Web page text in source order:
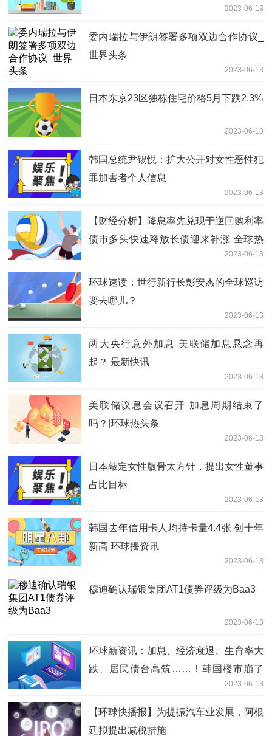
2023-06-13
委内瑞拉与伊朗签署多项双边合作协议_
世界头条
2023-06-13
日本东京23区独栋住宅价格5月下跌2.3%
2023-06-13
韩国总统尹锡悦：扩大公开对女性恶性犯
罪加害者个人信息
2023-06-13
【财经分析】降息率先兑现于逆回购利率
债市多头快速释放长债迎来补涨 全球热
2023-06-13
环球速读：世行新行长彭安杰的全球巡访
要去哪儿？
2023-06-13
两大央行意外加息 美联储加息悬念再
起？ 最新快讯
2023-06-13
美联储议息会议召开 加息周期结束了
吗？|环球热头条
2023-06-13
日本敲定女性版骨太方针，提出女性董事
占比目标
2023-06-13
韩国去年信用卡人均持卡量4.4张 创十年
新高 环球播资讯
2023-06-13
穆迪确认瑞银集团AT1债券评级为Baa3
2023-06-13
环球新资讯：加息、经济衰退、生育率大
跌、居民债台高筑……！韩国楼市崩了
首尔成交量暴跌70% 央行行长发声2023-06-13
【环球快播报】为提振汽车业发展，阿根
廷拟提出减税措施